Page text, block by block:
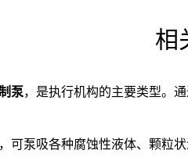
相
泵，是执行机构的主要类型。
可泵吸各种腐蚀性液体、颗粒